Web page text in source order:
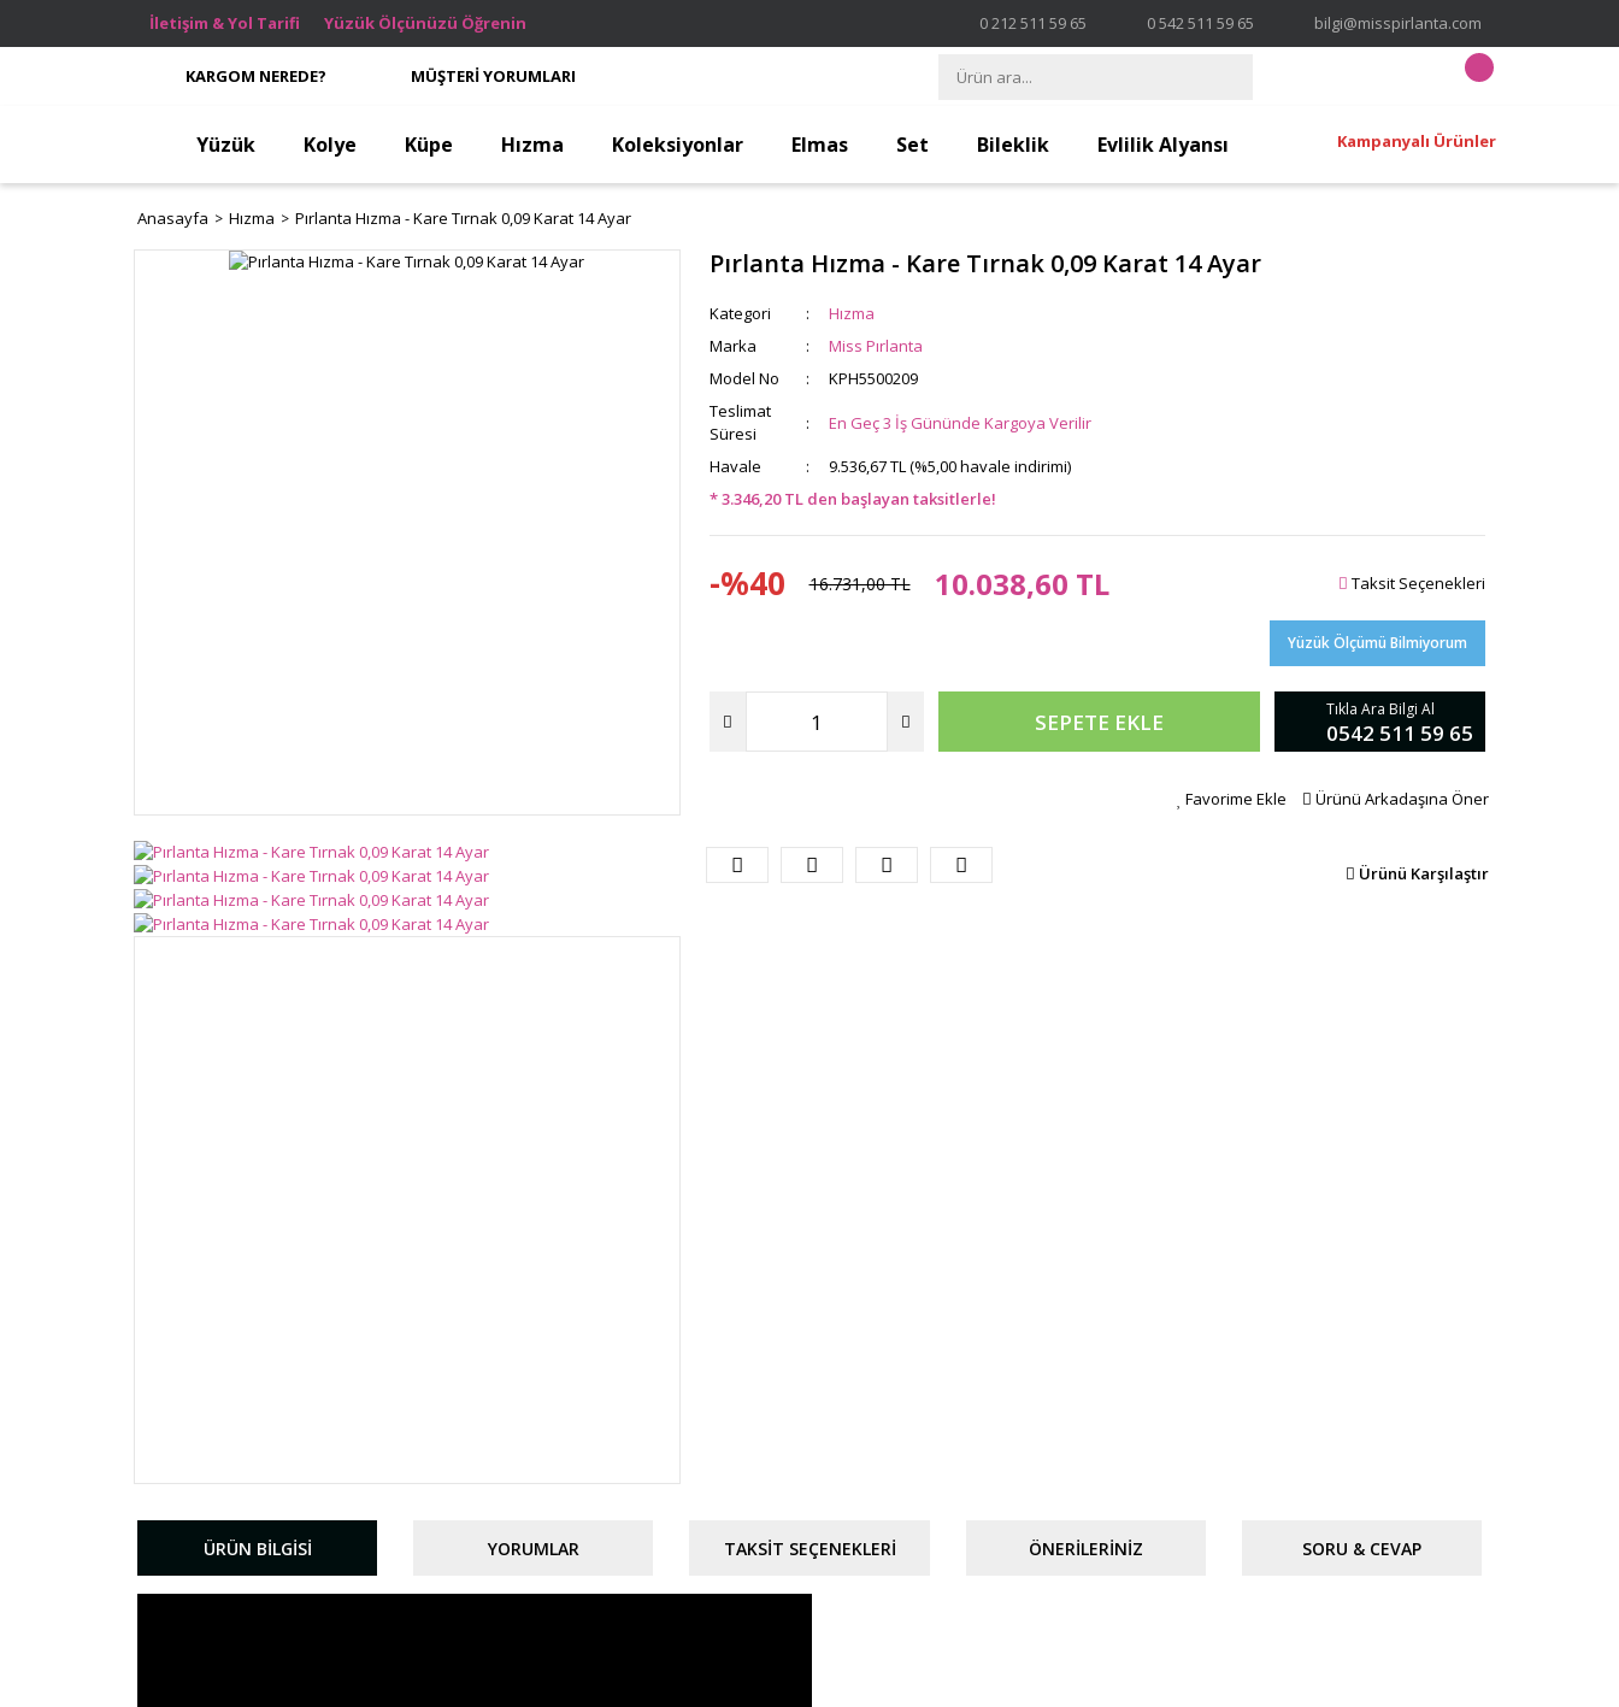
İletişim & Yol Tarifi Yüzük Ölçünüzü Öğrenin 0 212 511 59 65 0 542 511 59 65 bilgi@misspirlanta.com
KARGOM NEREDE? MÜŞTERİ YORUMLARI
Yüzük Kolye Küpe Hızma Koleksiyonlar Elmas Set Bileklik Evlilik Alyansı Kampanyalı Ürünler
Anasayfa Hızma Pırlanta Hızma - Kare Tırnak 0,09 Karat 14 Ayar
Pırlanta Hızma - Kare Tırnak 0,09 Karat 14 Ayar
Kategori
Hızma
Marka
Miss Pırlanta
Model No
KPH5500209
Teslimat
Süresi
En Geç 3 İş Gününde Kargoya Verilir
Havale
9.536,67 TL (%5,00 havale indirimi)
* 3.346,20 TL den başlayan taksitlerle!
-%40 16.731,00 TL 10.038,60 TL Taksit Seçenekleri
Yüzük Ölçümü Bilmiyorum
SEPETE EKLE Tıkla Ara Bilgi Al
0542 511 59 65
Favorime Ekle Ürünü Arkadaşına Öner
Ürünü Karşılaştır
ÜRÜN BILGISI YORUMLAR TAKSIT SEÇENEKLERI ÖNERILERINIZ SORU & CEVAP